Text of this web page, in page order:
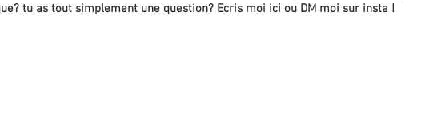
tu as tout simplement une question? Ecris moi ici ou DM moi sur insta !